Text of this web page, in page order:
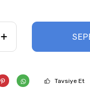
Tavsiye Et